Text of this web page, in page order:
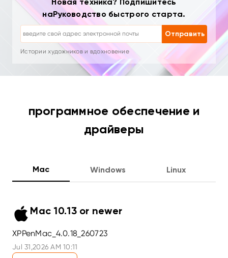
Новая техника? Подпишитесь
наРуководство быстрого старта.
Отправить
Отписка: одним кликом в любое время
Уроки рисования
Советы и устранение неполадок
Новые продукты и специальные предложения
Истории художников и вдохновение
1–2 письма в месяц, никакого спама
Ваш email используется только для запрошенного контента
программное обеспечение и
драйверы
Mac Windows Linux
Mac 10.13 or newer
XPPenMac_4.0.18_260723
Jul 31,2026 AM 10:11